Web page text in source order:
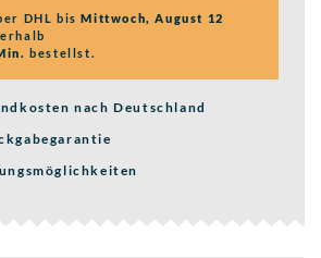
DHL bisMittwoch, August 12
bestellst.
nach Deutschland